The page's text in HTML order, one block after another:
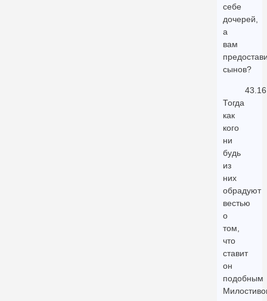
себе
дочерей,
а
вам
сынов?
43.16
Тогда
как
кого
ни
будь
из
них
обрадуют
вестью
о
том,
что
ставит
он
подобным